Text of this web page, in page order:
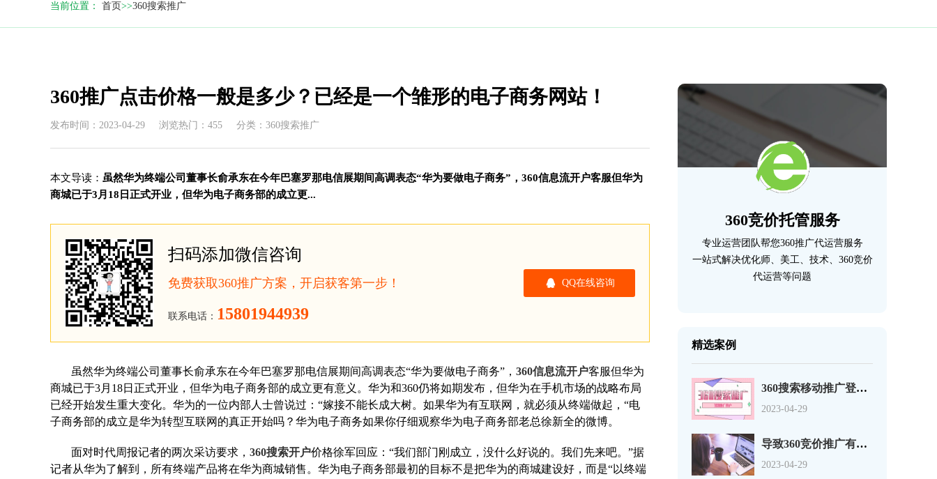
当前位置： 首页>>360搜索推广
360竞价托管服务
专业运营团队帮您360推广代运营服务
一站式解决优化师、美工、技术、360竞价
代运营等问题
精选案例
360搜索移动推广登录页优化的12个事项
2023-04-29
导致360竞价推广有点击没转换的原因分析
2023-04-29
360推广点击价格一般是多少？已经是一个雏形的电子商务网站！
发布时间：2023-04-29 浏览热门：455 分类：360搜索推广
本文导读： 虽然华为终端公司董事长俞承东在今年巴塞罗那电信展期间高调表态“华为要做电子商务”，360信息流开户客服但华为
商城已于3月18日正式开业，但华为电子商务部的成立更...
扫码添加微信咨询
免费获取360推广方案，开启获客第一步！
联系电话： 15801944939
QQ在线咨询
虽然华为终端公司董事长俞承东在今年巴塞罗那电信展期间高调表态“华为要做电子商务”， 360信息流开户客服但华为
商城已于3月18日正式开业，但华为电子商务部的成立更有意义。华为和360仍将如期发布，但华为在手机市场的战略布局
已经开始发生重大变化。华为的一位内部人士曾说过：“嫁接不能长成大树。如果华为有互联网，就必须从终端做起，“电
子商务部的成立是华为转型互联网的真正开始吗？华为电子商务如果你仔细观察华为电子商务部老总徐新全的微博。
面对时代周报记者的两次采访要求， 360搜索开户价格徐军回应：“我们部门刚成立，没什么好说的。我们先来吧。”据
记者从华为了解到，所有终端产品将在华为商城销售。华为电子商务部最初的目标不是把华为的商城建设好，而是“以终端